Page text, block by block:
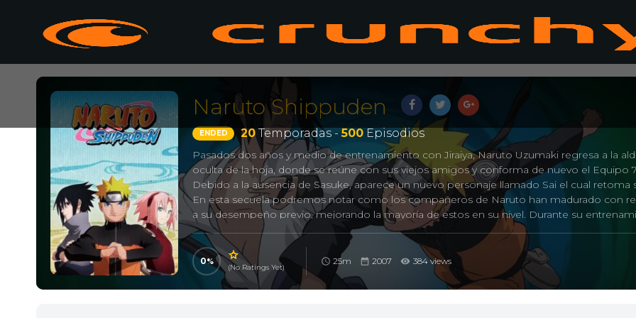
Naruto Shippuden
ENDED 20Temporadas -500Episodios
Pasados dos años y medio de entrenamiento con Jiraiya, Naruto Uzumaki regresa a la
oculta de la hoja, donde se reúne con sus viejos amigos y conforma de nuevo el Equipo
Debido a la ausencia de Sasuke, aparece un nuevo personaje llamado Sai el cual retoma
En esta secuela podremos notar como los compañeros de Naruto han madurado con
a su desempeño previo, mejorando la mayoría de estos en su nivel. Durante su
con Jiraiya, Naruto aprendió a controlar un poco de la chacra del Kyubi. Lo contrario a la
original, dónde sólo desempeñó un papel secundario, la organización Akatsuki asume el
antagónico principal en Naruto Shippuden, buscando como objetivo principal el capturar
los poderosos monstruos Biju.
0
(No Ratings Yet)
25m 2007 384 views